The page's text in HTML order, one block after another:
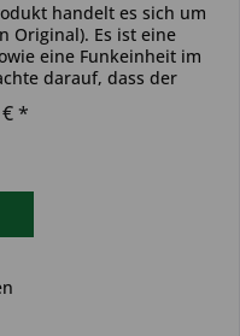
handelt es sich um
Original). Es ist eine
eine Funkeinheit im
darauf, dass der
*